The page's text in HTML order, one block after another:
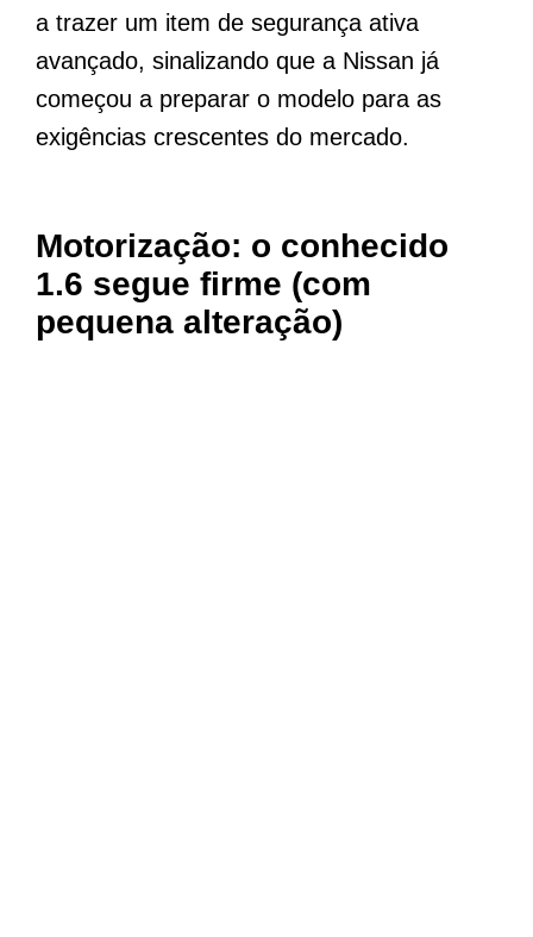
a trazer um item de segurança ativa
avançado, sinalizando que a Nissan já
começou a preparar o modelo para as
exigências crescentes do mercado.
Motorização: o conhecido
1.6 segue firme (com
pequena alteração)